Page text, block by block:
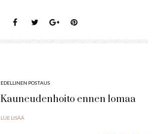
EDELLINEN POSTAUS
Kauneudenhoito ennen lomaa
LUE LISÄÄ